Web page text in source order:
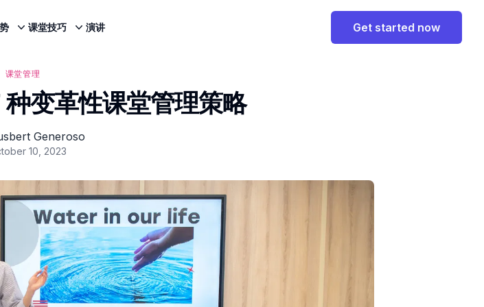
课堂技巧 演讲 Get started now
课堂管理
变革性课堂管理策略
Generoso
10, 2023